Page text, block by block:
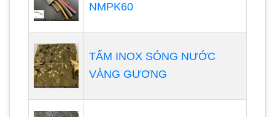
NMPK60
TẤM INOX SÓNG NƯỚC
VÀNG GƯƠNG